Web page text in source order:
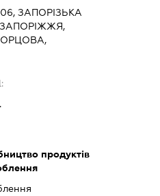
ЗАПОРІЗЬКА
продуктів